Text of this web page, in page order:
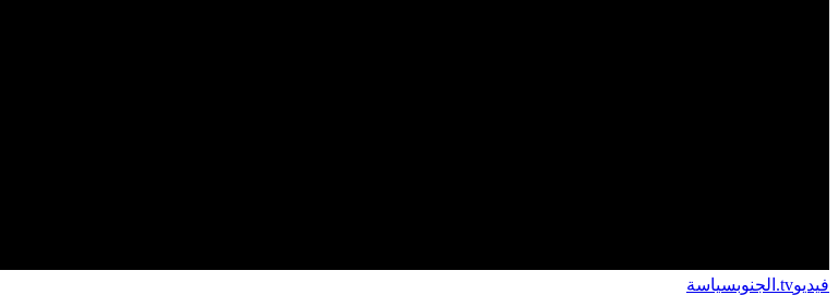
فيديوtv.الجنوب سياسة